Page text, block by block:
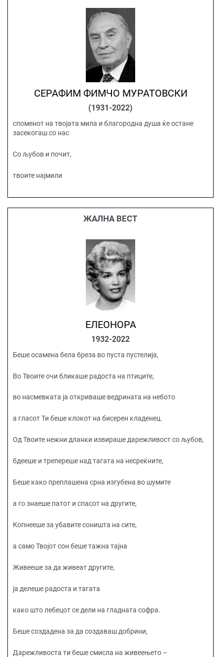
СЕРАФИМ ФИМЧО МУРАТОВСКИ
(1931-2022)
споменот на твојата мила и благородна душа ќе остане
засекогаш со нас
Со љубов и почит,
твоите најмили
ЖАЛНА ВЕСТ
ЕЛЕОНОРА
1932-2022
Беше осамена бела бреза во пуста пустелија,
Во Твоите очи бликаше радоста на птиците,
во насмевката ја откриваше ведрината на небото
а гласот Ти беше клокот на бисерен кладенец.
Од Твоите нежни дланки извираше дарежливост со љубов,
бдееше и трепереше над тагата на несреќните,
Беше како преплашена срна изгубена во шумите
а го знаеше патот и спасот на другите,
Копнееше за убавите соништа на сите,
а само Твојот сон беше тажна тајна
Живееше за да живеат другите,
ја делеше радоста и тагата
како што лебецот се дели на гладната софра.
Беше создадена за да создаваш добрини,
Дарежливоста ти беше смисла на живеењето –